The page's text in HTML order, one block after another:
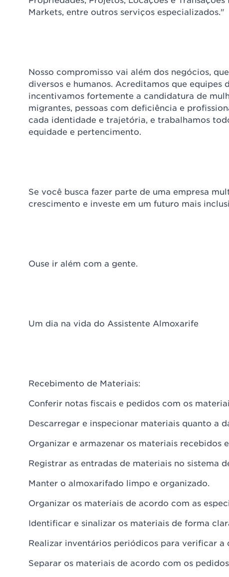
Markets, entre outros serviços especializados."
Nosso compromisso vai além dos negócios,
diversos e humanos. Acreditamos que equipes
incentivamos fortemente a candidatura de
migrantes, pessoas com deficiência e
cada identidade e trajetória, e trabalhamos
equidade e pertencimento.
Se você busca fazer parte de uma empresa
crescimento e investe em um futuro mais
Ouse ir além com a gente.
Um dia na vida do Assistente Almoxarife
Recebimento de Materiais:
Conferir notas fiscais e pedidos com os
Descarregar e inspecionar materiais quanto a
Organizar e armazenar os materiais recebidos
Registrar as entradas de materiais no sistema
Manter o almoxarifado limpo e organizado.
Organizar os materiais de acordo com as
Identificar e sinalizar os materiais de forma
Realizar inventários periódicos para verificar a
Separar os materiais de acordo com os